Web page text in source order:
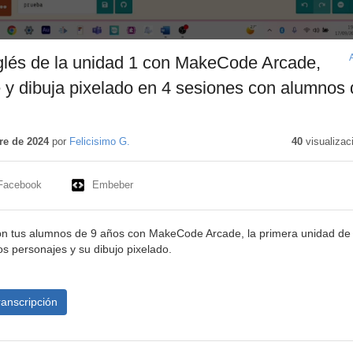
de la unidad 1 con MakeCode Arcade,
dibuja pixelado en 4 sesiones con alumnos
de 2024por Felicisimo G. 40
Embeber
tus alumnos de 9 años con MakeCode Arcade, la primera unidad de
personajes y su dibujo pixelado.